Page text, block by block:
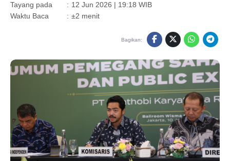
Tayang pada
: 12 Jun 2026 | 19:18 WIB
Waktu Baca
: ±2 menit
Bagikan: